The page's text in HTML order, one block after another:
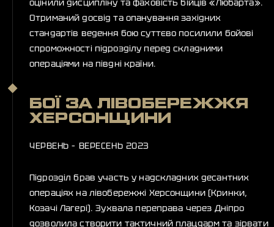
оцінили дисципліну та фаховість бійців «Любарта».
Отриманий досвід та опанування західних
стандартів ведення бою суттєво посилили бойові
спроможності підрозділу перед складними
операціями на півдні країни.
БОЇ ЗА ЛІВОБЕРЕЖЖЯ
ХЕРСОНЩИНИ
ЧЕРВЕНЬ – ВЕРЕСЕНЬ 2023
Підрозділ брав участь у надскладних десантних
операціях на лівобережжі Херсонщини (Кринки,
Козачі Лагері). Зухвала переправа через Дніпро
дозволила створити тактичний плацдарм та зірвати